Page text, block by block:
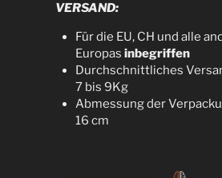
VERSAND:
Für die EU, CH und alle
Europas inbegriffen
Durchschnittliches
7 bis 9Kg
Abmessung der
16 cm